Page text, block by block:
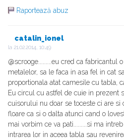
Raportează abuz
catalin_ionel
la 21.02.2014, 10:49
@scrooge.........eu cred ca fabricantul
metalelor, sa le faca in asa fel in cat
proportionala atat camesile cu tabla,
Eu circul cu astfel de cuie in prezent
cuisorului nu doar se toceste ci are si
floare ca si o dalta atunci cand o
mai vorbim ce va pati.........si ma
intrarea lor in aceea tabla sau